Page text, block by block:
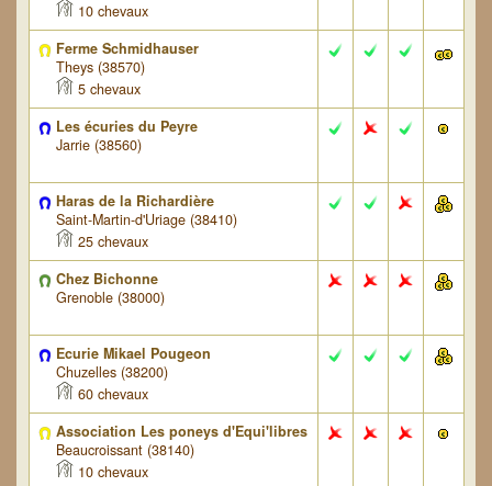
10 chevaux
Ferme Schmidhauser
Theys (38570)
5 chevaux
Les écuries du Peyre
Jarrie (38560)
Haras de la Richardière
Saint-Martin-d'Uriage (38410)
25 chevaux
Chez Bichonne
Grenoble (38000)
Ecurie Mikael Pougeon
Chuzelles (38200)
60 chevaux
Association Les poneys d'Equi'libres
Beaucroissant (38140)
10 chevaux